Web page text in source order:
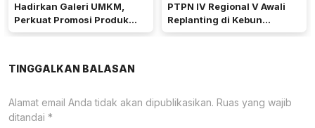
Hadirkan Galeri UMKM,
Perkuat Promosi Produk
Mitra Binaan Melalui Inovasi
PTPN IV Regional V Awali
Replanting di Kebun
Kembayan
TINGGALKAN BALASAN
Alamat email Anda tidak akan dipublikasikan. Ruas yang wajib
ditandai *